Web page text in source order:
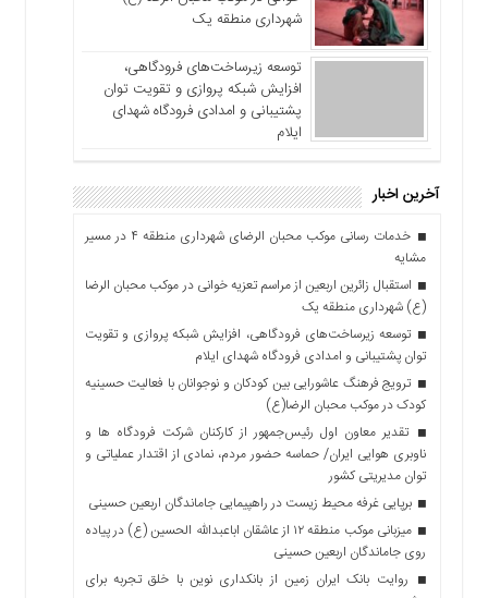
شهرداری منطقه یک
توسعه زیرساخت‌های فرودگاهی،
افزایش شبکه پروازی و تقویت توان
پشتیبانی و امدادی فرودگاه شهدای
ایلام
آخرین اخبار
خدمات رسانی موکب محبان الرضای شهرداری منطقه ۴ در مسیر
مشایه
استقبال زائرین اربعین از مراسم تعزیه خوانی در موکب محبان الرضا
(ع) شهرداری منطقه یک
توسعه زیرساخت‌های فرودگاهی، افزایش شبکه پروازی و تقویت
توان پشتیبانی و امدادی فرودگاه شهدای ایلام
ترویج فرهنگ عاشورایی بین کودکان و نوجوانان با فعالیت حسینیه
کودک در موکب محبان الرضا(ع)
تقدیر معاون اول رئیس‌جمهور از کارکنان شرکت فرودگاه ها و
ناوبری هوایی ایران/ حماسه حضور مردم، نمادی از اقتدار عملیاتی و
توان مدیریتی کشور
برپایی غرفه محیط زیست در راهپیمایی جاماندگان اربعین حسینی
میزبانی موکب منطقه ۱۲ از عاشقان اباعبدالله الحسین (ع) در پیاده
روی جاماندگان اربعین حسینی
روایت بانک ایران زمین از بانکداری نوین با خلق تجربه برای